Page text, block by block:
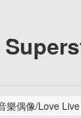
樂偶像/Love